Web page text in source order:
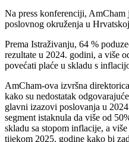
Na press konferenciji, AmCham
poslovnog okruženja u
Prema Istraživanju, 64 %
rezultate u 2024. godini, a više
povećati plaće u skladu s
AmCham-ova izvršna
kako su nedostatak
glavni izazovi poslovanja u
segment istaknula da više od
skladu sa stopom inflacije, a
tijekom 2025. godine kako bi